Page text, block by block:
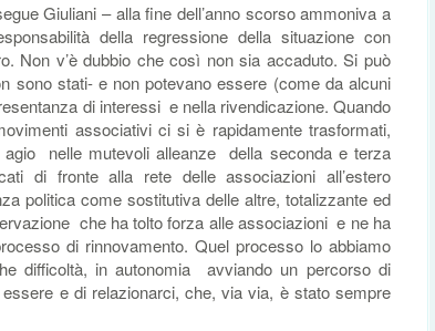
Giuliani – alla fine dell’anno scorso ammoniva a
della regressione della situazione con
Non v’è dubbio che così non sia accaduto. Si può
sono stati- e non potevano essere (come da alcuni
di interessi e nella rivendicazione. Quando
associativi ci si è rapidamente trasformati,
nelle mutevoli alleanze della seconda e terza
di fronte alla rete delle associazioni all’estero
politica come sostitutiva delle altre, totalizzante ed
che ha tolto forza alle associazioni e ne ha
di rinnovamento. Quel processo lo abbiamo
difficoltà, in autonomia avviando un percorso di
e di relazionarci, che, via via, è stato sempre